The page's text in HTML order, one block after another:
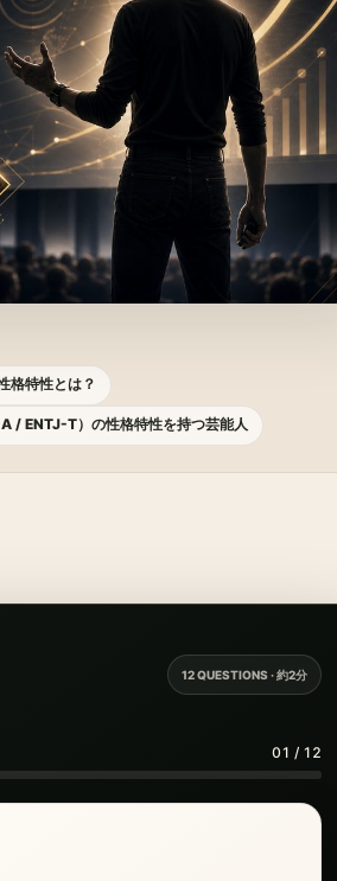
格特性とは？
/ ENTJ-T）の性格特性を持つ芸能人
12 QUESTIONS · 約2分
01 / 12